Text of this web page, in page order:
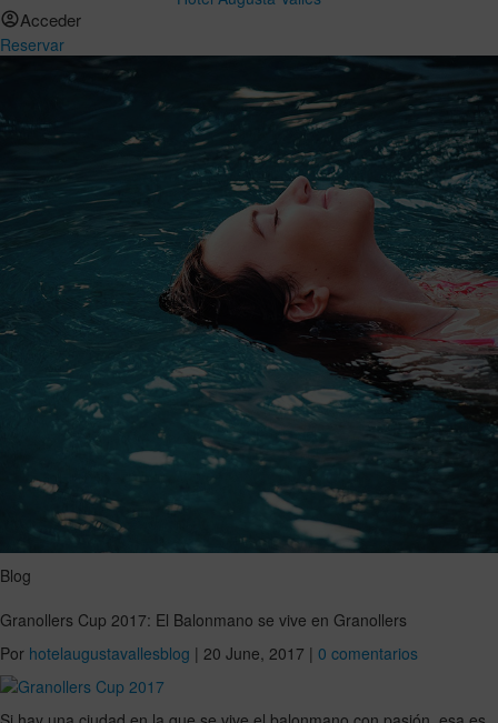
Acceder
Reservar
Blog
Granollers Cup 2017: El Balonmano se vive en Granollers
Por hotelaugustavallesblog | 20 June, 2017 | 0 comentarios